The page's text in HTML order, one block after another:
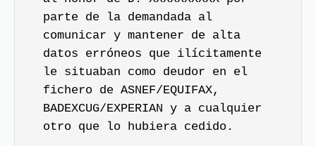
parte de la demandada al
comunicar y mantener de alta
datos erróneos que ilícitamente
le situaban como deudor en el
fichero de ASNEF/EQUIFAX,
BADEXCUG/EXPERIAN y a cualquier
otro que lo hubiera cedido.